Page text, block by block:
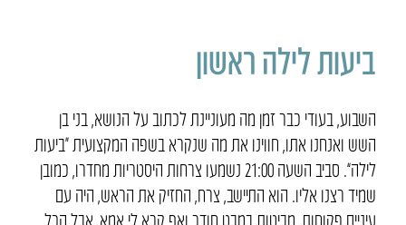
ביעות לילה ראשון
השבוע, בעודי כבר זמן מה מעוניינת לכתוב על הנושא, בני בן
השש ואנחנו אתו, חווינו את מה שנקרא בשפה המקצועית “ביעות
לילה”. סביב השעה 21:00 נשמעו צרחות היסטריות מחדרו, כמובן
שמיד רצנו אליו. הוא התיישב, צרח, החזיק את הראש, היה עם
עיניים פקוחות, מביטות במבט חודר ואף קרא לי אמא, אבל הכל